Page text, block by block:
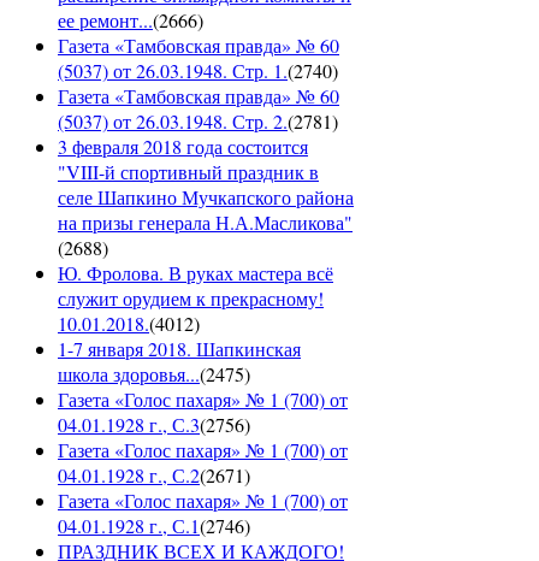
ее ремонт...(2666)
Газета «Тамбовская правда» № 60
(5037) от 26.03.1948. Стр. 1.(2740)
Газета «Тамбовская правда» № 60
(5037) от 26.03.1948. Стр. 2.(2781)
3 февраля 2018 года состоится
"VIII-й спортивный праздник в
селе Шапкино Мучкапского района
на призы генерала Н.А.Масликова"
(2688)
Ю. Фролова. В руках мастера всё
служит орудием к прекрасному!
10.01.2018.(4012)
1-7 января 2018. Шапкинская
школа здоровья...(2475)
Газета «Голос пахаря» № 1 (700) от
04.01.1928 г., С.3(2756)
Газета «Голос пахаря» № 1 (700) от
04.01.1928 г., С.2(2671)
Газета «Голос пахаря» № 1 (700) от
04.01.1928 г., С.1(2746)
ПРАЗДНИК ВСЕХ И КАЖДОГО!